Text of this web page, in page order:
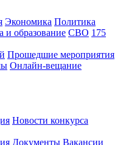
Экономика Политика
и образование СВО 175
Прошедшие мероприятия
Онлайн-вещание
Новости конкурса
Документы Вакансии